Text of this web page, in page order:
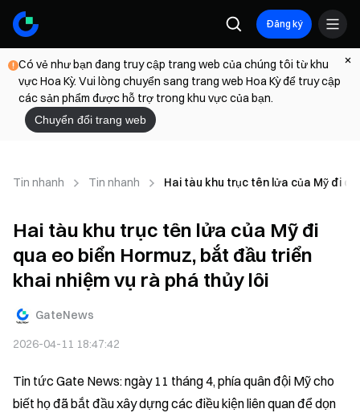
Đăng ký
Có vẻ như bạn đang truy cập trang web của chúng tôi từ khu
vực Hoa Kỳ. Vui lòng chuyển sang trang web Hoa Kỳ để truy cập
các sản phẩm được hỗ trợ trong khu vực của bạn.
Chuyển đổi trang web
Tin nhanh Tin nhanh Hai tàu khu trục tên lửa của Mỹ đi
Hai tàu khu trục tên lửa của Mỹ đi
qua eo biển Hormuz, bắt đầu triển
khai nhiệm vụ rà phá thủy lôi
GateNews
2026-04-11 18:47:42
Tin tức Gate News: ngày 11 tháng 4, phía quân đội Mỹ cho
biết họ đã bắt đầu xây dựng các điều kiện liên quan để dọn